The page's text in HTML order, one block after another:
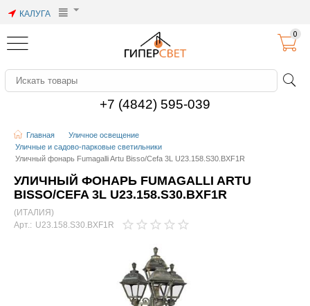
КАЛУГА
+7 (4842) 595-039
0
Главная
Уличное освещение
Уличные и садово-парковые светильники
Уличный фонарь Fumagalli Artu Bisso/Cefa 3L U23.158.S30.BXF1R
УЛИЧНЫЙ ФОНАРЬ FUMAGALLI ARTU
BISSO/CEFA 3L U23.158.S30.BXF1R
(ИТАЛИЯ)
Арт.: U23.158.S30.BXF1R